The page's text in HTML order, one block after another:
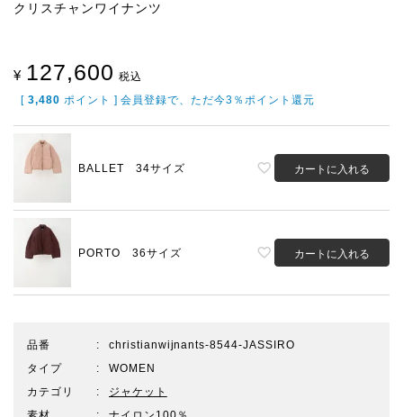
クリスチャンワイナンツ
¥ 127,600 税込
[ 3,480 ポイント ] 会員登録で、ただ今3％ポイント還元
BALLET 34サイズ カートに入れる
PORTO 36サイズ カートに入れる
品番
christianwijnants-8544-JASSIRO
タイプ
WOMEN
カテゴリ
ジャケット